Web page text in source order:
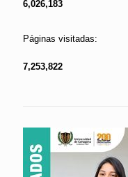
6,026,183
Páginas visitadas:
7,253,822